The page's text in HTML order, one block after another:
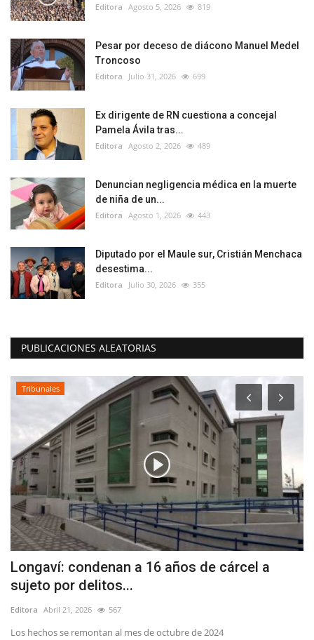
Editora Agosto 5, 2026 819
Pesar por deceso de diácono Manuel Medel
Troncoso
Editora Julio 31, 2026 699
Ex dirigente de RN cuestiona a concejal
Pamela Ávila tras...
Editora Agosto 2, 2026 489
Denuncian negligencia médica en la muerte
de niña de un...
Editora Agosto 1, 2026 443
Diputado por el Maule sur, Cristián Menchaca
desestima...
Editora Julio 30, 2026 355
PUBLICACIONES ALEATORIAS
Tribunales
Longaví: condenan a 16 años de cárcel a
sujeto por delitos...
Editora Abril 21, 2026 567
Los hechos se remontan al mes de octubre de 2024